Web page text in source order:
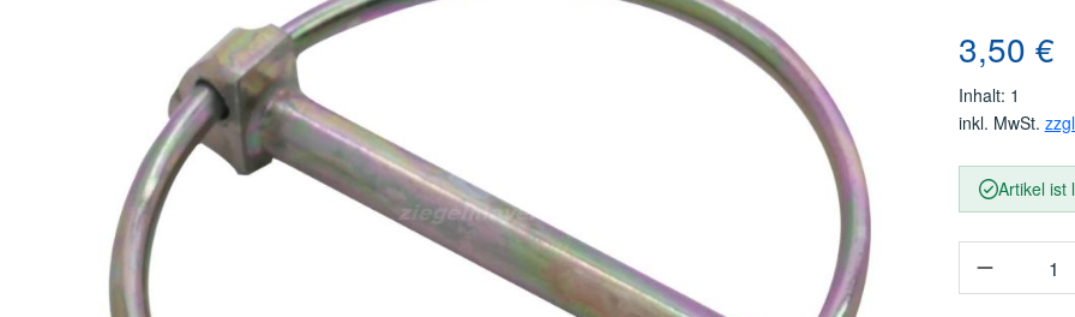
Regulärer
3,50 €
Inhalt: 1
inkl. MwSt.
Artikel ist